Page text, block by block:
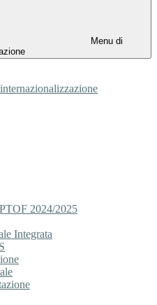
Menu di
2024/2025
Integrata